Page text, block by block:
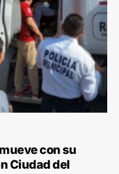
con su
Ciudad del